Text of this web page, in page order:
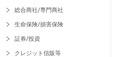
総合商社/専門商社
生命保険/損害保険
証券/投資
クレジット信販等